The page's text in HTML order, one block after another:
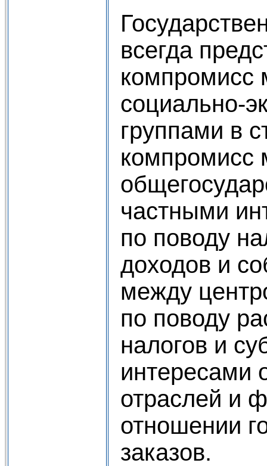
всегда
компромисс
социально-
группами в
компромисс
частными
по поводу
доходов и
между
по поводу
налогов и
интересами
отраслей и
отношении
заказов.